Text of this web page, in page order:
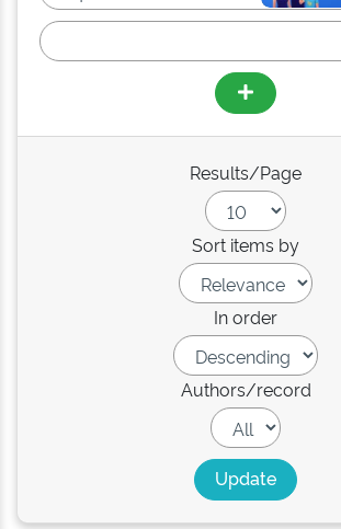
Results/Page
Sort items by
In order
Authors/record